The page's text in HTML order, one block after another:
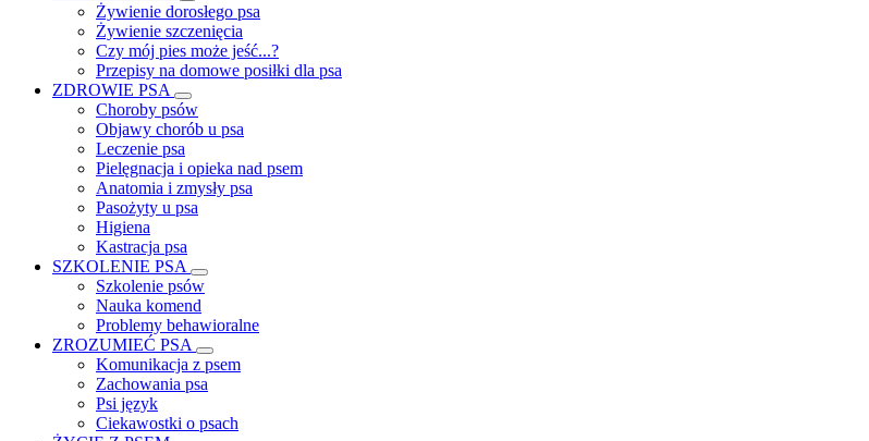
Żywienie dorosłego psa
Żywienie szczenięcia
Czy mój pies może jeść...?
Przepisy na domowe posiłki dla psa
ZDROWIE PSA
Choroby psów
Objawy chorób u psa
Leczenie psa
Pielęgnacja i opieka nad psem
Anatomia i zmysły psa
Pasożyty u psa
Higiena
Kastracja psa
SZKOLENIE PSA
Szkolenie psów
Nauka komend
Problemy behawioralne
ZROZUMIEĆ PSA
Komunikacja z psem
Zachowania psa
Psi język
Ciekawostki o psach